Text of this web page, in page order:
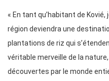
« En tant qu’habitant de
région deviendra une
plantations de riz qui
véritable merveille de la
découvertes par le monde